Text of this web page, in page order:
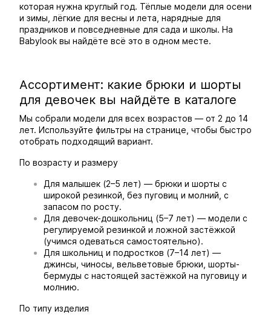
которая нужна круглый год. Тёплые модели для осени
и зимы, лёгкие для весны и лета, нарядные для
праздников и повседневные для сада и школы. На
Babylook вы найдёте всё это в одном месте.
Ассортимент: какие брюки и шорты
для девочек вы найдёте в каталоге
Мы собрали модели для всех возрастов — от 2 до 14
лет. Используйте фильтры на странице, чтобы быстро
отобрать подходящий вариант.
По возрасту и размеру
Для малышек (2–5 лет) — брюки и шорты с
широкой резинкой, без пуговиц и молний, с
запасом по росту.
Для девочек-дошкольниц (5–7 лет) — модели с
регулируемой резинкой и ложной застёжкой
(учимся одеваться самостоятельно).
Для школьниц и подростков (7–14 лет) —
джинсы, чиносы, вельветовые брюки, шорты-
бермуды с настоящей застёжкой на пуговицу и
молнию.
По типу изделия